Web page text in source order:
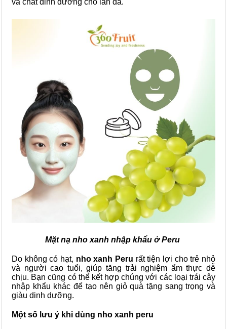
và chất dinh dưỡng cho làn da.
Mặt nạ nho xanh nhập khẩu ở Peru
Do không có hạt, nho xanh Peru rất tiện lợi cho trẻ nhỏ
và người cao tuổi, giúp tăng trải nghiệm ẩm thực dễ
chịu. Bạn cũng có thể kết hợp chúng với các loại trái cây
nhập khẩu khác để tạo nên giỏ quà tặng sang trọng và
giàu dinh dưỡng.
Một số lưu ý khi dùng nho xanh peru